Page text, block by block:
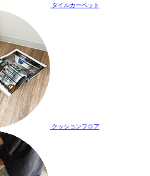
タイルカーペット
クッションフロア